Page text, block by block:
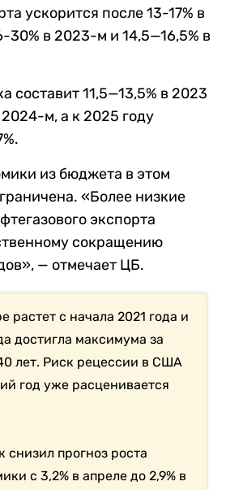
ускорится после 13-17% в
30% в 2023-м и 14,5—16,5% в
составит 11,5—13,5% в 2023
2024-м, а к 2025 году
из бюджета в этом
«Более низкие
экспорта
сокращению
— отмечает ЦБ.
растет с начала 2021 года и
достигла максимума за
лет. Риск рецессии в США
год уже расценивается
прогноз роста
с 3,2% в апреле до 2,9% в